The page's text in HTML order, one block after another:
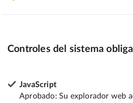
Controles del sistema
JavaScript
Aprobado: Su explorador web